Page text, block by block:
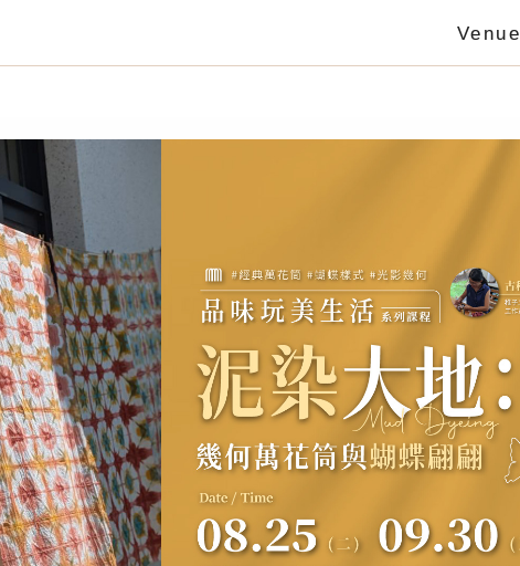
Venue